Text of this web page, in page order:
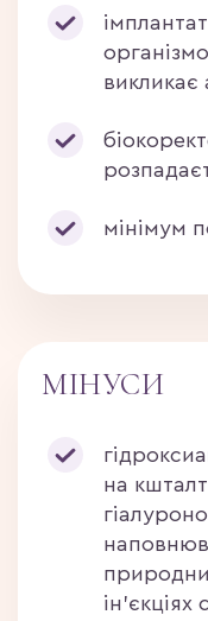
викликає
мінімум
МІНУСИ
на